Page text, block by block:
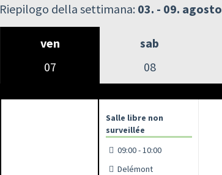
Riepilogo della settimana: 03. - 09. agosto
ven
07
sab
08
Salle libre non
surveillée
09:00 - 10:00
Delémont